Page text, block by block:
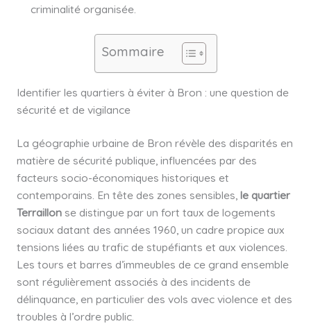
criminalité organisée.
Sommaire
Identifier les quartiers à éviter à Bron : une question de
sécurité et de vigilance
La géographie urbaine de Bron révèle des disparités en
matière de sécurité publique, influencées par des
facteurs socio-économiques historiques et
contemporains. En tête des zones sensibles, le quartier
Terraillonse distingue par un fort taux de logements
sociaux datant des années 1960, un cadre propice aux
tensions liées au trafic de stupéfiants et aux violences.
Les tours et barres d’immeubles de ce grand ensemble
sont régulièrement associés à des incidents de
délinquance, en particulier des vols avec violence et des
troubles à l’ordre public.